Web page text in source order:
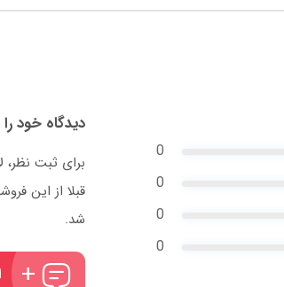
0
0
0
0
دیدگاه خود را
برای ثبت
قبلا از این
شد.